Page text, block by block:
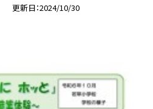
更新日 2024/10/30